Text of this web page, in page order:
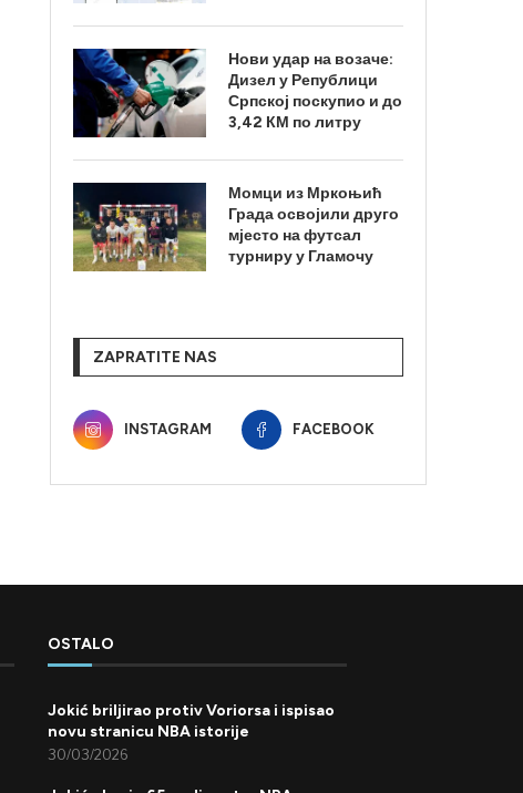
Нови удар на возаче:
Дизел у Републици
Српској поскупио и до
3,42 КМ по литру
Момци из Мркоњић
Града освојили друго
мјесто на футсал
турниру у Гламочу
ZAPRATITE NAS
INSTAGRAM FACEBOOK
OSTALO
Jokić briljirao protiv Voriorsa i ispisao
novu stranicu NBA istorije
30/03/2026